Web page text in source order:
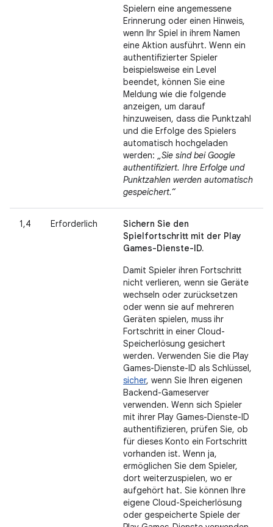
Spielern eine angemessene
Erinnerung oder einen Hinweis,
wenn Ihr Spiel in ihrem Namen
eine Aktion ausführt. Wenn ein
authentifizierter Spieler
beispielsweise ein Level
beendet, können Sie eine
Meldung wie die folgende
anzeigen, um darauf
hinzuweisen, dass die Punktzahl
und die Erfolge des Spielers
automatisch hochgeladen
werden: „Sie sind bei Google
authentifiziert. Ihre Erfolge und
Punktzahlen werden automatisch
gespeichert.“
1,4 Erforderlich
Sichern Sie den
Spielfortschritt mit der Play
Games-Dienste-ID.
Damit Spieler ihren Fortschritt
nicht verlieren, wenn sie Geräte
wechseln oder zurücksetzen
oder wenn sie auf mehreren
Geräten spielen, muss ihr
Fortschritt in einer Cloud-
Speicherlösung gesichert
werden. Verwenden Sie die Play
Games-Dienste-ID als Schlüssel,
sicher, wenn Sie Ihren eigenen
Backend-Gameserver
verwenden. Wenn sich Spieler
mit ihrer Play Games-Dienste-ID
authentifizieren, prüfen Sie, ob
für dieses Konto ein Fortschritt
vorhanden ist. Wenn ja,
ermöglichen Sie dem Spieler,
dort weiterzuspielen, wo er
aufgehört hat. Sie können Ihre
eigene Cloud-Speicherlösung
oder gespeicherte Spiele der